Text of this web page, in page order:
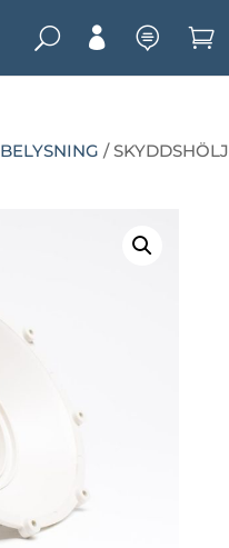
U   
BELYSNING /